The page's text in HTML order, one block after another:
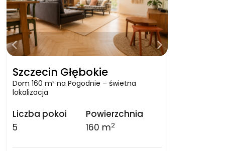
Szczecin Głębokie
Dom 160 m² na Pogodnie – świetna
lokalizacja
Liczba pokoi
5
Powierzchnia
160 m2